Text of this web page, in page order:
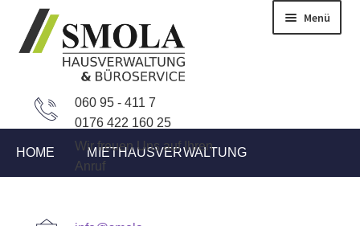
HOME MIETHAUSVERWALTUNG
Navigation
springen
Zum
Inhalt
springen
060 95 - 411 7
0176 422 160 25
Wir freuen Uns auf Ihren
Anruf
Menü